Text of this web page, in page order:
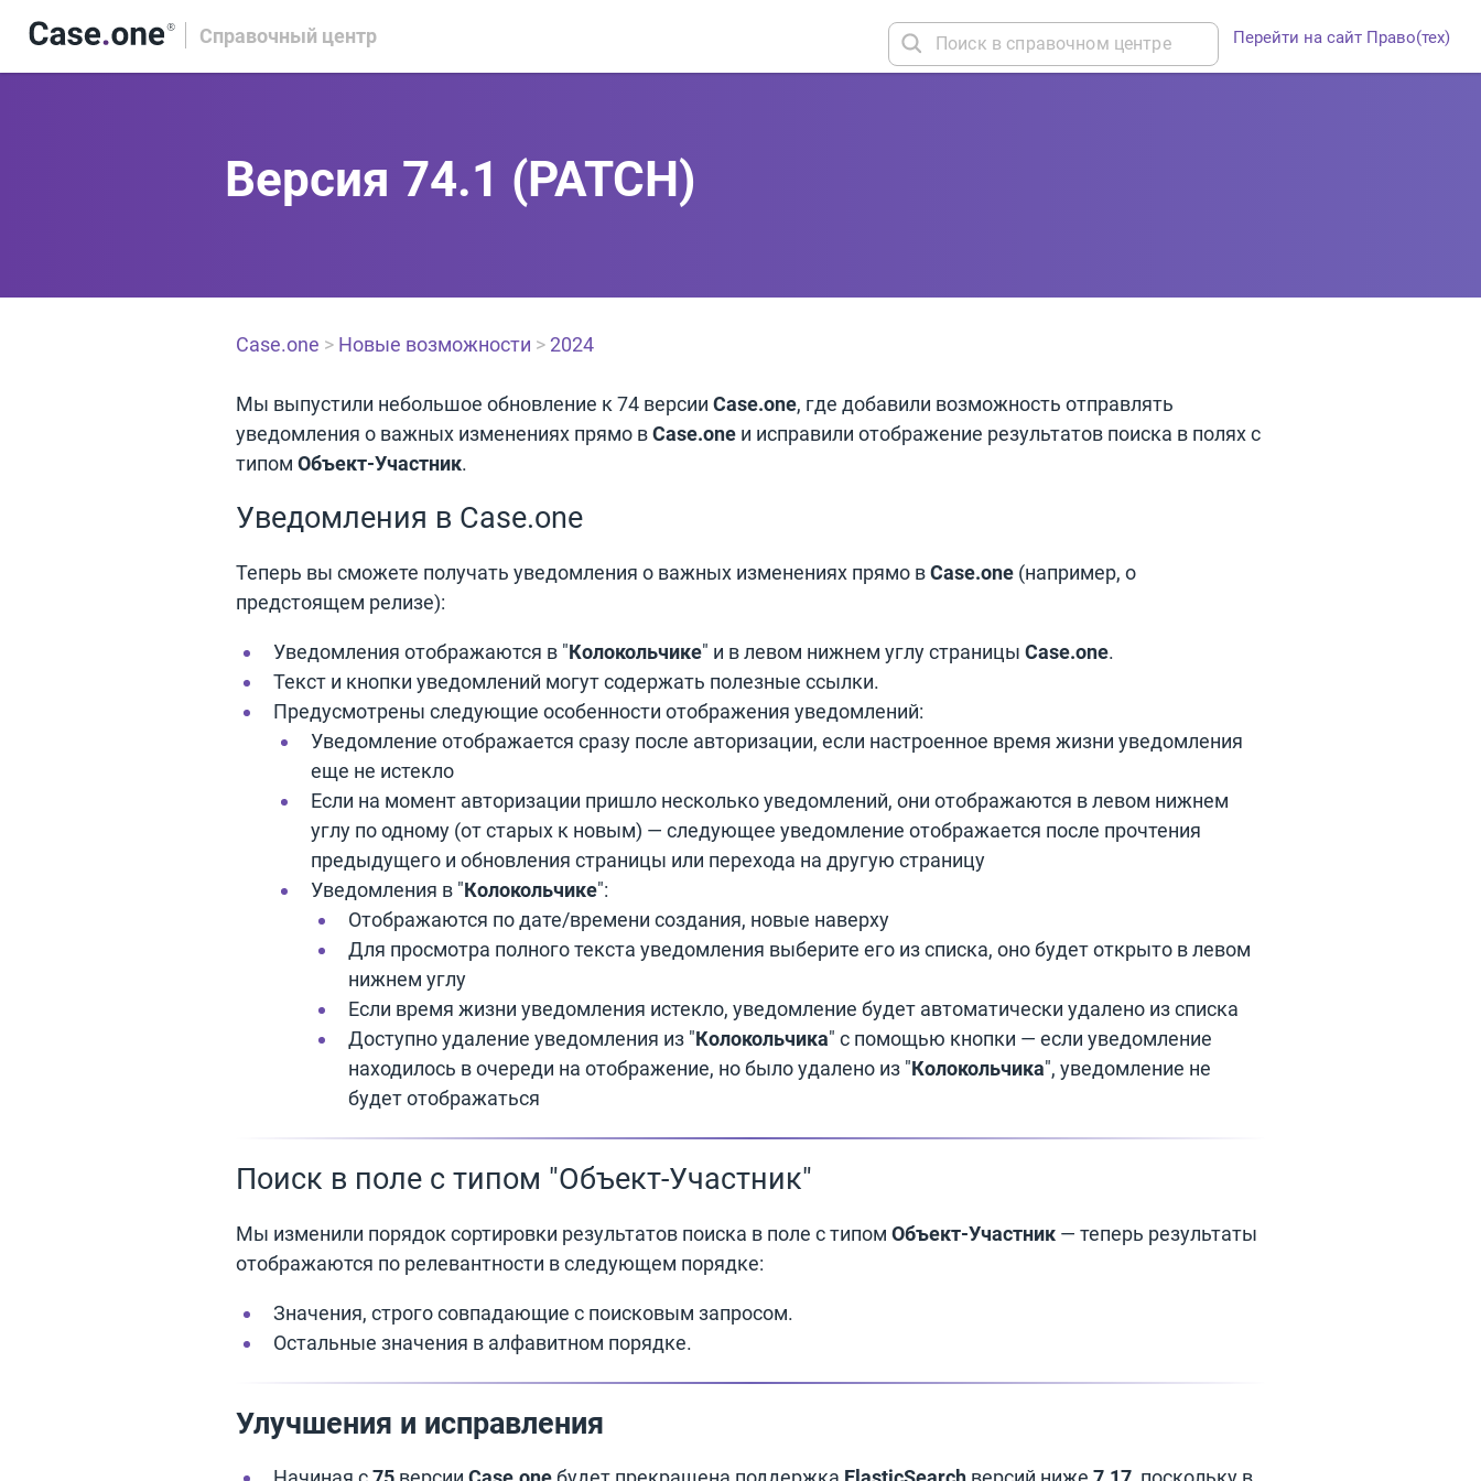
Справочный центр Перейти на сайт Право(тех)
Версия 74.1 (PATCH)
Case.one > Новые возможности >2024
Мы выпустили небольшое обновление к 74 версии Case.one, где добавили возможность отправлять
уведомления о важных изменениях прямо вCase.one и исправили отображение результатов поиска в полях с
типом Объект-Участник.
Уведомления в Case.one
Теперь вы сможете получать уведомления о важных изменениях прямо вCase.one (например, о
предстоящем релизе):
Уведомления отображаются в "Колокольчике" и в левом нижнем углу страницы Case.one.
Текст и кнопки уведомлений могут содержать полезные ссылки.
Предусмотрены следующие особенности отображения уведомлений:
Уведомление отображается сразу после авторизации, если настроенное время жизни уведомления
еще не истекло
Если на момент авторизации пришло несколько уведомлений, они отображаются в левом нижнем
углу по одному (от старых к новым) — следующее уведомление отображается после прочтения
предыдущего и обновления страницы или перехода на другую страницу
Уведомления в "Колокольчике":
Отображаются по дате/времени создания, новые наверху
Для просмотра полного текста уведомления выберите его из списка, оно будет открыто в левом
нижнем углу
Если время жизни уведомления истекло, уведомление будет автоматически удалено из списка
Доступно удаление уведомления из "Колокольчика" с помощью кнопки — если уведомление
находилось в очереди на отображение, но было удалено из "Колокольчика", уведомление не
будет отображаться
Поиск в поле с типом "Объект-Участник"
Мы изменили порядок сортировки результатов поиска в поле с типом Объект-Участник — теперь результаты
отображаются по релевантности в следующем порядке:
Значения, строго совпадающие с поисковым запросом.
Остальные значения в алфавитном порядке.
Улучшения и исправления